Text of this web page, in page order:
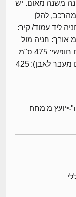
משנה מאום. יש
להלן
230 ס"מ רוחב חניה ליד עמוד/ קיר:
שני עמודים/ קירות: 280 ס"מ אורך: חניה מול
קיר, או עצם קשיח: 500 ס"מ חניה בשטח חופשי: 475 ס"מ
חניה מול אבן שפה (כש 50 ס"מ חופשיים מעבר לאבן): 425
ארז מירב -meirav.com" target="_blank">יועץ מומחה